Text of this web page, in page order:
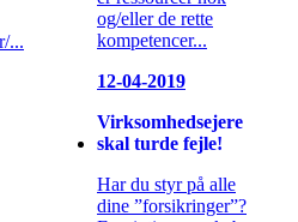
...
og/eller de rette
kompetencer...
12-04-2019
Virksomhedsejere
skal turde fejle!
Har du styr på alle
dine ”forsikringer”?